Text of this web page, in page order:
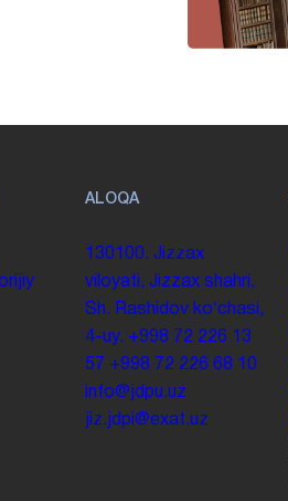
ALOQA
130100. Jizzax
viloyati, Jizzax shahri,
Sh. Rashidov koʻchasi,
4-uy. +998 72 226 13
57 +998 72 226 68 10
info@jdpu.uz
jiz.jdpi@exat.uz